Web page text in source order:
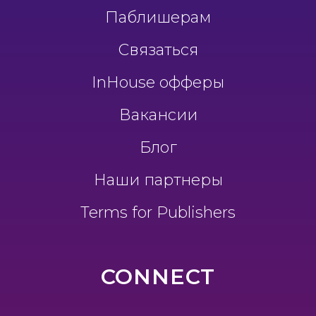
Паблишерам
Связаться
InHouse офферы
Вакансии
Блог
Наши партнеры
Terms for Publishers
CONNECT